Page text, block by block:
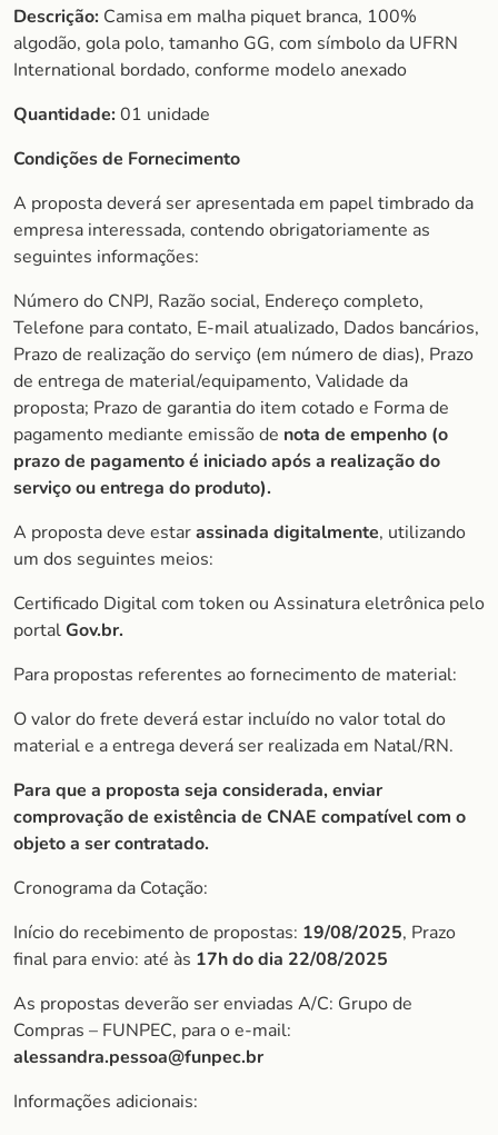
Descrição: Camisa em malha piquet branca, 100%
algodão, gola polo, tamanho GG, com símbolo da UFRN
International bordado, conforme modelo anexado
Quantidade:01 unidade
Condições de Fornecimento
A proposta deverá ser apresentada em papel timbrado da
empresa interessada, contendo obrigatoriamente as
seguintes informações:
Número do CNPJ, Razão social, Endereço completo,
Telefone para contato, E-mail atualizado, Dados bancários,
Prazo de realização do serviço (em número de dias), Prazo
de entrega de material/equipamento, Validade da
proposta; Prazo de garantia do item cotado e Forma de
pagamento mediante emissão de nota de empenho (o
prazo de pagamento é iniciado após a realização do
serviço ou entrega do produto).
A proposta deve estarassinada digitalmente, utilizando
um dos seguintes meios:
Certificado Digital com token ou Assinatura eletrônica pelo
portalGov.br.
Para propostas referentes ao fornecimento de material:
O valor do frete deverá estar incluído no valor total do
material e a entrega deverá ser realizada em Natal/RN.
Para que a proposta seja considerada, enviar
comprovação de existência de CNAE compatível com o
objeto a ser contratado.
Cronograma da Cotação:
Início do recebimento de propostas: 19/08/2025, Prazo
final para envio: até às 17h do dia 22/08/2025
As propostas deverão ser enviadas A/C: Grupo de
Compras – FUNPEC, para o e-mail:
alessandra.pessoa@funpec.br
Informações adicionais: